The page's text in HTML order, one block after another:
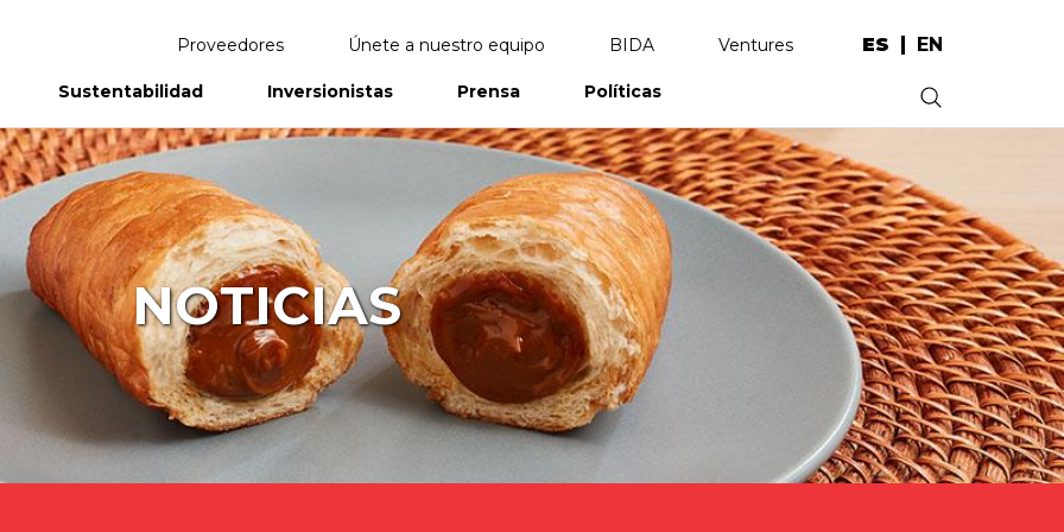
Proveedores Únete a nuestro equipo BIDA Ventures ES EN
Sustentabilidad
Informes Anuales
Inversionistas Prensa Políticas .
NOTICIAS